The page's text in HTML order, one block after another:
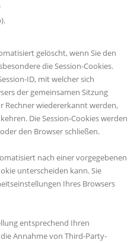
gelöscht, wenn Sie den
die Session-Cookies.
ID, mit welcher sich
der gemeinsamen Sitzung
Rechner wiedererkannt werden,
Die Session-Cookies werden
den Browser schließen.
nach einer vorgegebenen
unterscheiden kann. Sie
Ihres Browsers
entsprechend Ihren
Annahme von Third-Party-